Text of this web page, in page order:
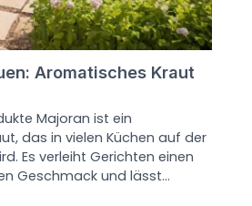
Aromatisches Kraut
Majoran ist ein
das in vielen Küchen auf der
Es verleiht Gerichten einen
Geschmack und lässt…